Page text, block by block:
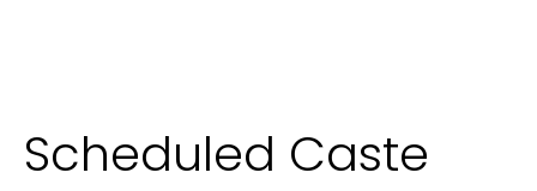
Scheduled Caste